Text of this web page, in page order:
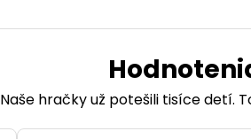
Naše hračky už potešili tisíce detí.